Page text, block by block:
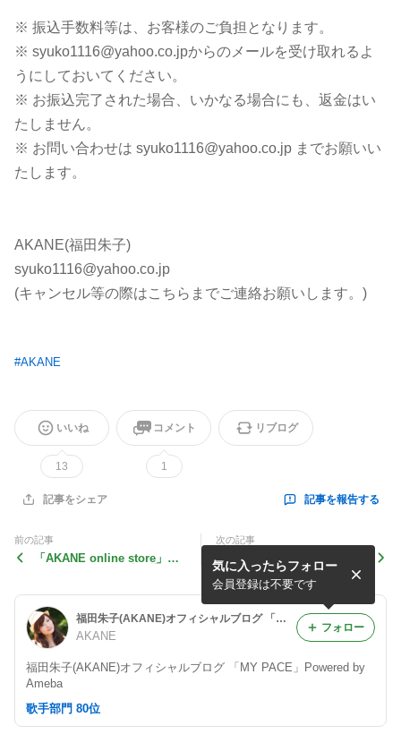
※ 振込手数料等は、お客様のご負担となります。
※ syuko1116@yahoo.co.jpからのメールを受け取れるよ
うにしておいてください。
※ お振込完了された場合、いかなる場合にも、返金はい
たしません。
※ お問い合わせは syuko1116@yahoo.co.jp までお願いい
たします。
AKANE(福田朱子)
syuko1116@yahoo.co.jp
(キャンセル等の際はこちらまでご連絡お願いします。)
#AKANE
いいね
13
コメント
1
リブログ
記事をシェア 記事を報告する
前の記事
「AKANE online store」ア
次の記事
「AKANEソロLive2019〜セ
ッション気味にやりますがよ
ろしければ〜」開催日決
定！！
福田朱子(AKANE)オフィシャルブログ 「MY PACE」Powered by Ameba
AKANE
福田朱子(AKANE)オフィシャルブログ 「MY PACE」Powered by
Ameba
気に入ったらフォロー
会員登録は不要です
フォロー
歌手部門 80位